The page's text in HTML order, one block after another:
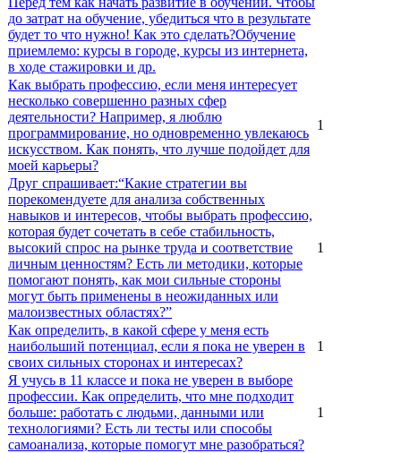
до затрат на обучение, убедиться что в результате
будет то что нужно! Как это сделать?Обучение
приемлемо: курсы в городе, курсы из интернета,
в ходе стажировки и др.
Как выбрать профессию, если меня интересует
несколько совершенно разных сфер
деятельности? Например, я люблю
программирование, но одновременно увлекаюсь
искусством. Как понять, что лучше подойдет для
моей карьеры?
1
Друг спрашивает:“Какие стратегии вы
порекомендуете для анализа собственных
навыков и интересов, чтобы выбрать профессию,
которая будет сочетать в себе стабильность,
высокий спрос на рынке труда и соответствие
личным ценностям? Есть ли методики, которые
помогают понять, как мои сильные стороны
могут быть применены в неожиданных или
малоизвестных областях?”
1
Как определить, в какой сфере у меня есть
наибольший потенциал, если я пока не уверен в
своих сильных сторонах и интересах?
1
Я учусь в 11 классе и пока не уверен в выборе
профессии. Как определить, что мне подходит
больше: работать с людьми, данными или
технологиями? Есть ли тесты или способы
самоанализа, которые помогут мне разобраться?
1